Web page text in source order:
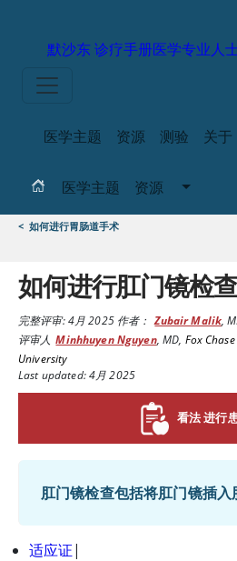
默沙东 诊疗手册医学专业人
医学主题 资源 测验 关于
医学主题 资源
< 如何进行胃肠道手术
如何进行肛门镜检查
完整评审:4月 2025作者： Zubair Malik,
评审人 Minhhuyen Nguyen, MD, Fox
University
Last updated: 4月 2025
看法 进行
肛门镜检查包括将肛门镜插入
适应证|